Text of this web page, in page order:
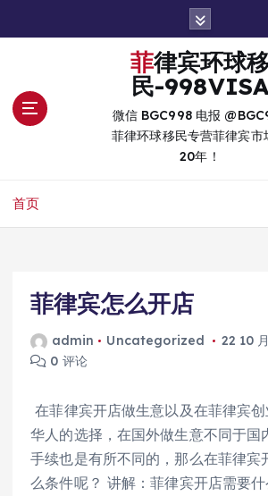
菲律宾环球移
民-
微信 BGC998 电报
菲律环球移民专营菲律宾市
20年！
首页
菲律宾怎么开店
admin Uncategorized
22 10
0 评论
在菲律宾开店做生意以及在菲律宾
华人的选择，在国外做生意不同于国
手续也是有所不同的，那么在菲律宾
么条件呢？ 讲解：菲律宾开店需要什